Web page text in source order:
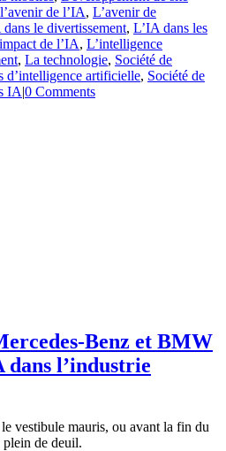
l’avenir de l’IA, L’avenir de
dans le divertissement, L’IA dans les
de l’IA, L’intelligence
, La technologie, Société de
d’intelligence artificielle, Société de
IA|0 Comments
Benz et BMW
dans l’industrie
vestibule mauris, ou avant la fin du
de deuil.